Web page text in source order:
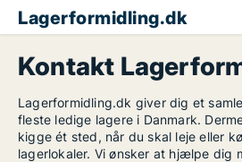
Lagerformidling.dk
Kontakt
Lagerformidling.dk giver dig et
fleste ledige lagere i Danmark.
kigge ét sted, når du skal leje eller
lagerlokaler. Vi ønsker at hjælpe dig